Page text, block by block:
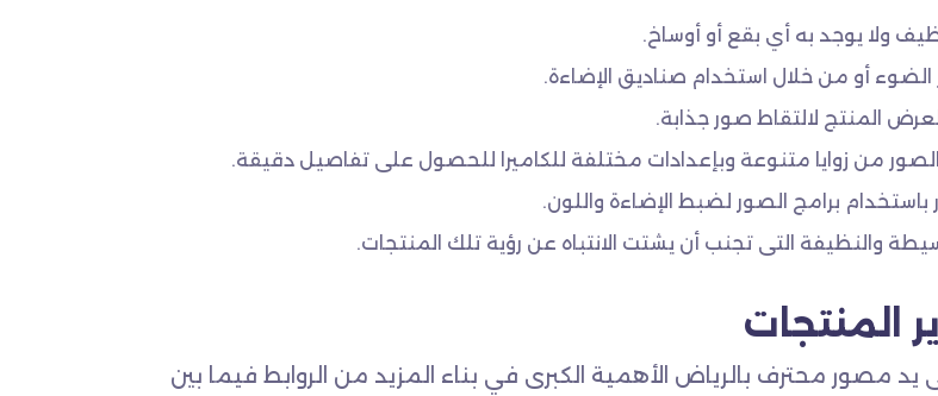
ولا يوجد به أي بقع أو أوساخ.
أو من خلال استخدام صناديق الإضاءة.
لعرض المنتج لالتقاط صور جذابة.
من زوايا متنوعة وبإعدادات مختلفة للكاميرا للحصول على تفاصيل دقيقة.
برامج الصور لضبط الإضاءة واللون.
والنظيفة التى تجنب أن يشتت الانتباه عن رؤية تلك المنتجات.
المنتجات
يد مصور محترف بالرياض الأهمية الكبرى في بناء المزيد من الروابط فيما بين